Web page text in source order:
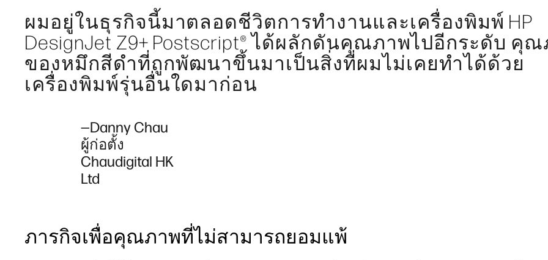
ผมอยู่ในธุรกิจนี้มาตลอดชีวิตการทำงานและเครื่องพิมพ์ HP
DesignJet Z9+ Postscript® ได้ผลักดันคุณภาพไปอีกระดับ คุ
ของหมึกสีดำที่ถูกพัฒนาขึ้นมาเป็นสิ่งที่ผมไม่เคยทำได้ด้วย
เครื่องพิมพ์รุ่นอื่นใดมาก่อน
—Danny Chau
ผู้ก่อตั้ง
Chaudigital HK
Ltd
ภารกิจเพื่อคุณภาพที่ไม่สามารถยอมแพ้